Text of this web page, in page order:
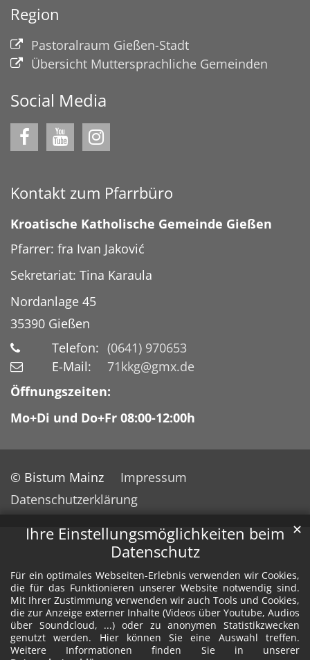
Ihre Einstellungsmöglichkeiten beim
Datenschutz
Für ein optimales Webseiten-Erlebnis verwenden wir Cookies,
die für das Funktionieren unserer Website notwendig sind.
Mit Ihrer Zustimmung verwenden wir auch Tools und Cookies,
die zur Anzeige externer Inhalte (Videos über Youtube, Audios
über Soundcloud, ...) oder zu anonymen Statistikzwecken
genutzt werden. Hier können Sie eine Auswahl treffen.
Weitere Informationen finden Sie in unserer
✕
Region
Pastoralraum Gießen-Stadt
Übersicht Muttersprachliche Gemeinden
Social Media
Kontakt zum Pfarrbüro
Kroatische Katholische Gemeinde Gießen
Pfarrer: fra Ivan Jaković
Sekretariat: Tina Karaula
Nordanlage 45
35390 Gießen
Telefon: (0641) 970653
E-Mail:
71kkg@gmx.de
Öffnungszeiten:
Mo+Di und Do+Fr 08:00-12:00h
© Bistum Mainz
Impressum
Datenschutzerklärung